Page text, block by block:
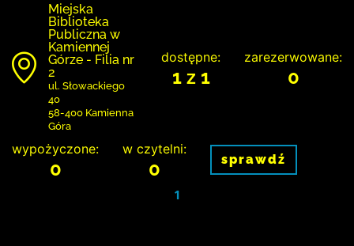
Miejska
Biblioteka
Publiczna w
Kamiennej
Górze - Filia nr
2
ul. Słowackiego
40
58-400 Kamienna
Góra
dostępne:
1 z 1
zarezerwowane:
0
wypożyczone:
0
w czytelni:
0 sprawdź
1